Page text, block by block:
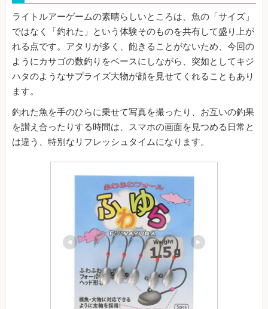
ライトルアーゲームの素晴らしいところは、魚の「サイズ」
ではなく「釣れた」という体験そのものを共有して盛り上が
れる点です。アタリが多く、飽きることがないため、今回の
ようにカサゴの数釣りをベースにしながら、突如としてキジ
ハタのようなサプライズ大物が顔を見せてくれることもあり
ます。
釣れた魚を手のひらに乗せて写真を撮ったり、お互いの釣果
を讃え合ったりする時間は、スマホの画面を見つめる日常と
は違う、特別なリフレッシュタイムになります。